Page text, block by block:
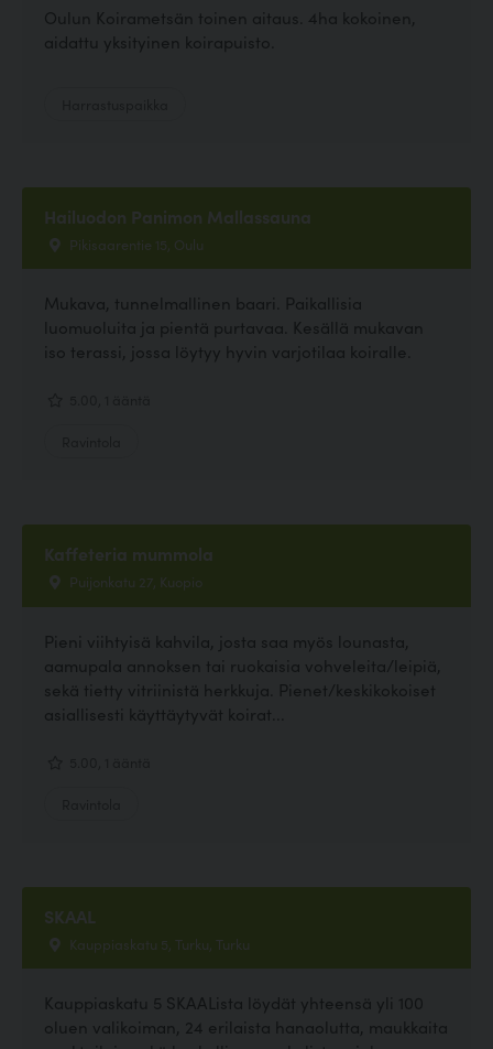
Oulun Koirametsän toinen aitaus. 4ha kokoinen,
aidattu yksityinen koirapuisto.
Hailuodon Panimon Mallassauna
Pikisaarentie 15, Oulu
Mukava, tunnelmallinen baari. Paikallisia
luomuoluita ja pientä purtavaa. Kesällä mukavan
iso terassi, jossa löytyy hyvin varjotilaa koiralle.
Kaffeteria mummola
Puijonkatu 27, Kuopio
Pieni viihtyisä kahvila, josta saa myös lounasta,
aamupala annoksen tai ruokaisia vohveleita/leipiä,
sekä tietty vitriinistä herkkuja. Pienet/keskikokoiset
asiallisesti käyttäytyvät koirat...
SKAAL
Kauppiaskatu 5, Turku, Turku
Kauppiaskatu 5 SKAALista löydät yhteensä yli 100
oluen valikoiman, 24 erilaista hanaolutta, maukkaita